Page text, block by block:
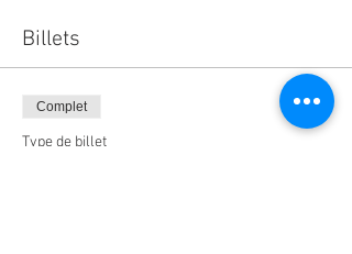
Cire de soja, huiles essentielles,
découvrez les ingrédients naturels
utilisés pour la confection de votre
bougie :…
Orange, citron, cannelle, découvrez
comment assembler les essences
Billets
Complet
Type de billet